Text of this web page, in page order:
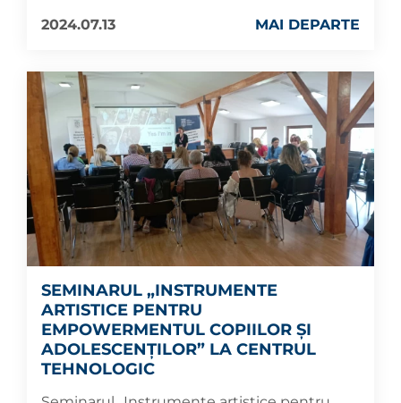
2024.07.13
MAI DEPARTE
SEMINARUL „INSTRUMENTE
ARTISTICE PENTRU
EMPOWERMENTUL COPIILOR ȘI
ADOLESCENȚILOR” LA CENTRUL
TEHNOLOGIC